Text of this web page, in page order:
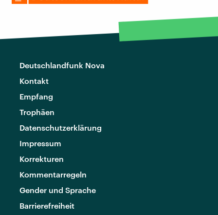
Deutschlandfunk Nova
Kontakt
Empfang
Trophäen
Datenschutzerklärung
Impressum
Korrekturen
Kommentarregeln
Gender und Sprache
Barrierefreiheit